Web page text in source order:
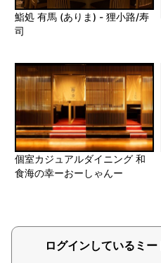
鮨処 有馬 (ありま) - 狸小路/寿
司
個室カジュアルダイニング 和
食海の幸ーおーしゃんー
ログインしているミ